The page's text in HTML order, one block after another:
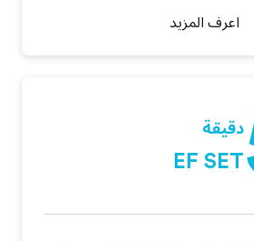
اعرف المزيد
دقيقة
EF SET